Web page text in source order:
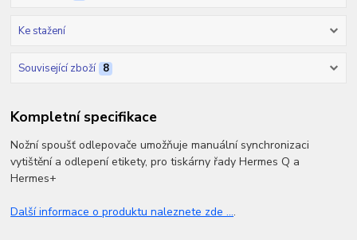
Ke stažení
Související zboží 8
Kompletní specifikace
Nožní spoušť odlepovače umožňuje manuální synchronizaci
vytištění a odlepení etikety, pro tiskárny řady Hermes Q a
Hermes+
Další informace o produktu naleznete zde ....